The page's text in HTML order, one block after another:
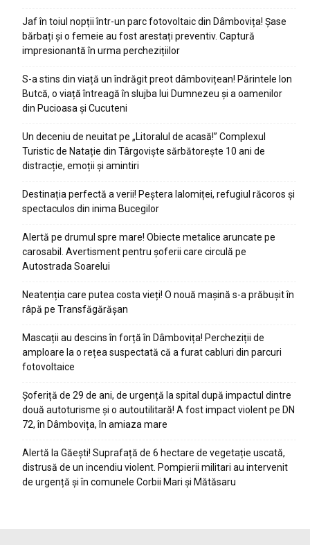
Jaf în toiul nopții într-un parc fotovoltaic din Dâmbovița! Șase
bărbați și o femeie au fost arestați preventiv. Captură
impresionantă în urma perchezițiilor
S-a stins din viață un îndrăgit preot dâmbovițean! Părintele Ion
Butcă, o viață întreagă în slujba lui Dumnezeu și a oamenilor
din Pucioasa și Cucuteni
Un deceniu de neuitat pe „Litoralul de acasă!” Complexul
Turistic de Natație din Târgoviște sărbătorește 10 ani de
distracție, emoții și amintiri
Destinația perfectă a verii! Peștera Ialomiței, refugiul răcoros și
spectaculos din inima Bucegilor
Alertă pe drumul spre mare! Obiecte metalice aruncate pe
carosabil. Avertisment pentru șoferii care circulă pe
Autostrada Soarelui
Neatenția care putea costa vieți! O nouă mașină s-a prăbușit în
râpă pe Transfăgărășan
Mascații au descins în forță în Dâmbovița! Percheziții de
amploare la o rețea suspectată că a furat cabluri din parcuri
fotovoltaice
Șoferiță de 29 de ani, de urgență la spital după impactul dintre
două autoturisme și o autoutilitară! A fost impact violent pe DN
72, în Dâmbovița, în amiaza mare
Alertă la Găești! Suprafață de 6 hectare de vegetație uscată,
distrusă de un incendiu violent. Pompierii militari au intervenit
de urgență și în comunele Corbii Mari și Mătăsaru